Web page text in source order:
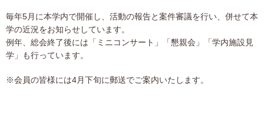
毎年5月に本学内で開催し、活動の報告と案件審議を行い、併せて本
学の近況をお知らせしています。
例年、総会終了後には「ミニコンサート」「懇親会」「学内施設見
学」も行っています。
※会員の皆様には4月下旬に郵送でご案内いたします。